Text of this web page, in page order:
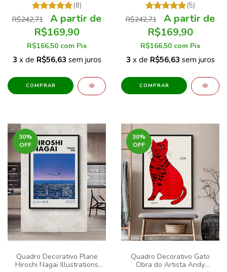
(8)
R$242,71
R$169,90
R$166,50 com Pix
3 x de R$56,63 sem juros
COMPRAR
(5)
R$242,71
R$169,90
R$166,50 com Pix
3 x de R$56,63 sem juros
COMPRAR
30%
OFF
Quadro Decorativo Plane
Hiroshi Nagai Illustrations
30%
OFF
Quadro Decorativo Gato
Obra do Artista Andy